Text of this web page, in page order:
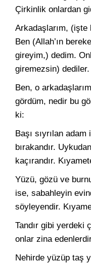
Çirkinlik onlardan
Arkadaşlarım, (işte
Ben (Allah’ın
gireyim,) dedim.
giremezsin) dediler.
Ben, o
gördüm, nedir bu
ki:
Başı sıyrılan adam
bırakandır.
kaçırandır.
Yüzü, gözü ve
ise, sabah­leyin
söyleyendir.
Tandır gibi yerdeki
onlar zina
Nehirde yüzüp taş